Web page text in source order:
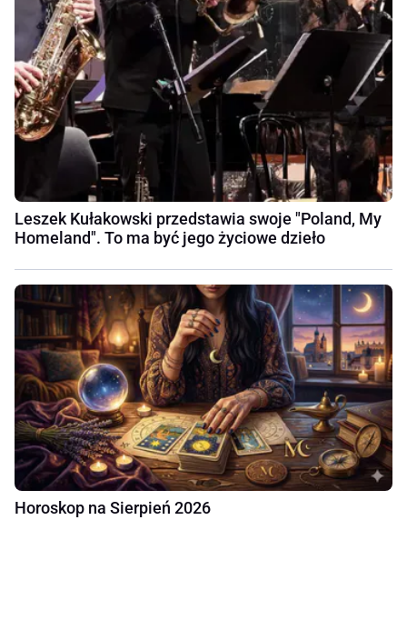
Leszek Kułakowski przedstawia swoje "Poland, My
Homeland". To ma być jego życiowe dzieło
Horoskop na Sierpień 2026